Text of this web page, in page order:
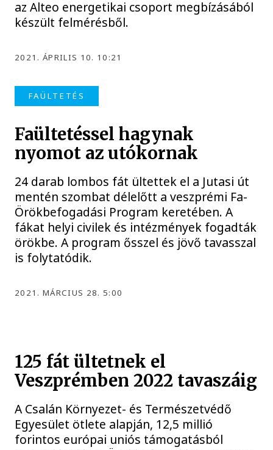
az Alteo energetikai csoport megbízásából
készült felmérésből.
2021. ÁPRILIS 10. 10:21
FAÜLTETÉS
Faültetéssel hagynak
nyomot az utókornak
24 darab lombos fát ültettek el a Jutasi út
mentén szombat délelőtt a veszprémi Fa-
Örökbefogadási Program keretében. A
fákat helyi civilek és intézmények fogadták
örökbe. A program ősszel és jövő tavasszal
is folytatódik.
2021. MÁRCIUS 28. 5:00
125 fát ültetnek el
Veszprémben 2022 tavaszáig
A Csalán Környezet- és Természetvédő
Egyesület ötlete alapján, 12,5 millió
forintos európai uniós támogatásból